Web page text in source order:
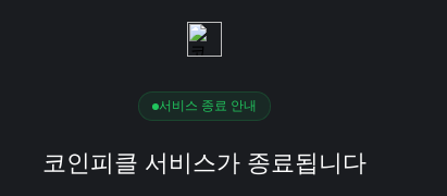
서비스 종료 안내
코인피클 서비스가 종료됩니다